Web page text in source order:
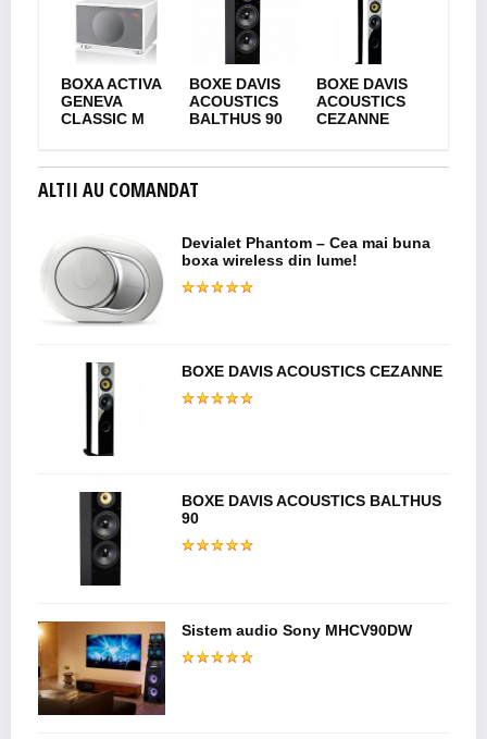
BOXA ACTIVA
GENEVA
CLASSIC M
BOXE DAVIS
ACOUSTICS
BALTHUS 90
BOXE DAVIS
ACOUSTICS
CEZANNE
ALTII AU COMANDAT
Devialet Phantom – Cea mai buna
boxa wireless din lume!
BOXE DAVIS ACOUSTICS CEZANNE
BOXE DAVIS ACOUSTICS BALTHUS
90
Sistem audio Sony MHCV90DW